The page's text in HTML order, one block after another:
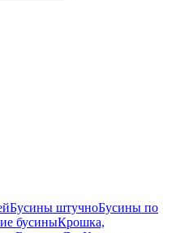
Бусины штучноБусины по
бусиныКрошка,